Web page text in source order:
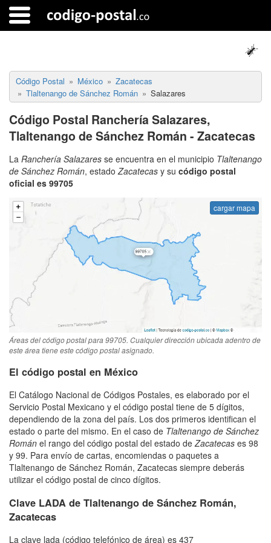
Código Postal México
Zacatecas
Tlaltenango de Sánchez Román
Salazares
Código Postal Ranchería Salazares,
Tlaltenango de Sánchez Román - Zacatecas
La Ranchería Salazares se encuentra en el municipio Tlaltenango
de Sánchez Román, estado Zacatecas y su código postal
oficial es 99705
cargar mapa
Áreas del código postal para 99705. Cualquier dirección ubicada adentro de
este área tiene este código postal asignado.
El código postal en México
El Catálogo Nacional de Códigos Postales, es elaborado por el
Servicio Postal Mexicano y el código postal tiene de 5 dígitos,
dependiendo de la zona del país. Los dos primeros identifican el
estado o parte del mismo. En el caso de Tlaltenango de Sánchez
Román el rango del código postal del estado deZacatecas es 98
y 99. Para envío de cartas, encomiendas o paquetes a
Tlaltenango de Sánchez Román, Zacatecas siempre deberás
utilizar el código postal de cinco dígitos.
Clave LADA de Tlaltenango de Sánchez Román,
Zacatecas
La clave lada (código telefónico de área) es 437